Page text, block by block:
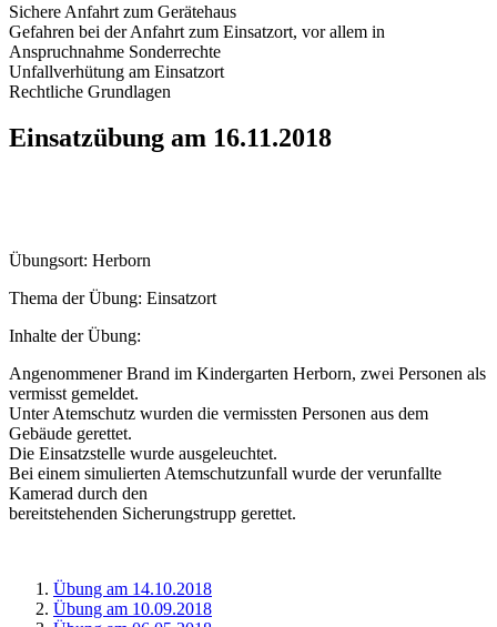
Sichere Anfahrt zum Gerätehaus
Gefahren bei der Anfahrt zum Einsatzort, vor allem in
Anspruchnahme Sonderrechte
Unfallverhütung am Einsatzort
Rechtliche Grundlagen
Einsatzübung am 16.11.2018
Übungsort: Herborn
Thema der Übung: Einsatzort
Inhalte der Übung:
Angenommener Brand im Kindergarten Herborn, zwei Personen als
vermisst gemeldet.
Unter Atemschutz wurden die vermissten Personen aus dem
Gebäude gerettet.
Die Einsatzstelle wurde ausgeleuchtet.
Bei einem simulierten Atemschutzunfall wurde der verunfallte
Kamerad durch den
bereitstehenden Sicherungstrupp gerettet.
Übung am 14.10.2018
Übung am 10.09.2018